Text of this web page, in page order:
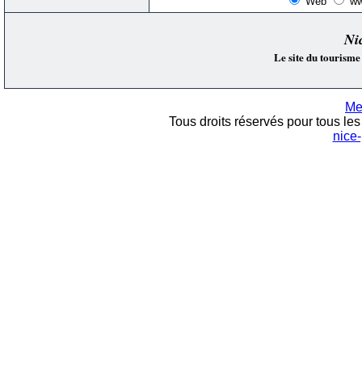
Le site du
Tous droits réservés pour tous